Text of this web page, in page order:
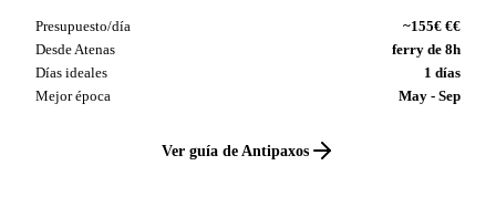
Presupuesto/día
~155€ €€
Desde Atenas
ferry de 8h
Días ideales
1 días
Mejor época
May - Sep
Ver guía de Antipaxos